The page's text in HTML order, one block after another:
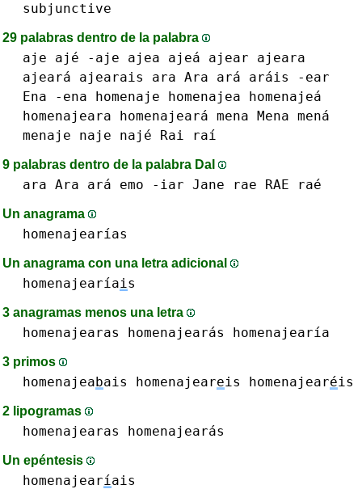
subjunctive
29 palabras dentro de la palabra
aje ajé -aje ajea ajeá ajear
ajeara
ajeará
ajearais ara Ara ará aráis
-ear
Ena -ena
homenaje
homenajea homenajeá
homenajeara homenajeará mena Mena mená
menaje
naje najé Rai raí
9 palabras dentro de la palabra DaI
ara Ara ará emo -iar Jane rae RAE raé
Un anagrama
homenajearías
Un anagrama con una letra adicional
homenajearíais
3 anagramas menos una letra
homenajearas homenajearás homenajearía
3 primos
homenajeabais homenajeareis homenajearéis
2 lipogramas
homenajearas homenajearás
Un epéntesis
homenajearíais